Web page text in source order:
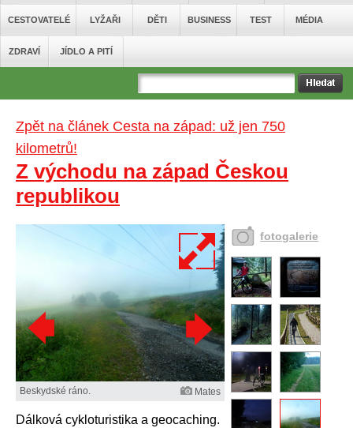
CESTOVATELÉ LYŽAŘI DĚTI BUSINESS TEST MÉDIA
ZDRAVÍ JÍDLO A PITÍ
Zpět na článek Cesta na západ: už jen 750
kilometrů!
Z východu na západ Českou
republikou
Beskydské ráno. Mates
Dálková cykloturistika a geocaching.
fotogalerie